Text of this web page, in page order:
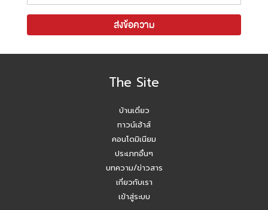
The Site
บ้านเดี่ยว
ทาวน์เฮ้าส์
คอนโดมิเนียม
ประเภทอื่นๆ
บทความ/ข่าวสาร
เกี่ยวกับเรา
เข้าสู่ระบบ